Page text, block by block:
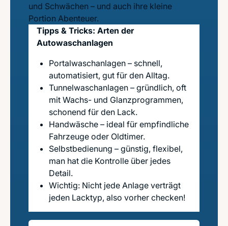
und Schwächen – und auch ihre kleine
Portion Abenteuer.
Tipps & Tricks: Arten der
Autowaschanlagen
Portalwaschanlagen – schnell,
automatisiert, gut für den Alltag.
Tunnelwaschanlagen – gründlich, oft
mit Wachs- und Glanzprogrammen,
schonend für den Lack.
Handwäsche – ideal für empfindliche
Fahrzeuge oder Oldtimer.
Selbstbedienung – günstig, flexibel,
man hat die Kontrolle über jedes
Detail.
Wichtig: Nicht jede Anlage verträgt
jeden Lacktyp, also vorher checken!